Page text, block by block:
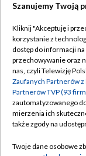
Abonament
Emisja w TVP
Centrum
Naziemna
Szanujemy Twoją
Kliknij "Akceptuję i
korzystanie z
dostęp do informacji
przechowywanie oraz
nas, czyli Telewizję
Zaufanych Partnerów
Partnerów TVP (93
zautomatyzowanego
mierzenia ich
także zgody na
Twoje dane osobowe